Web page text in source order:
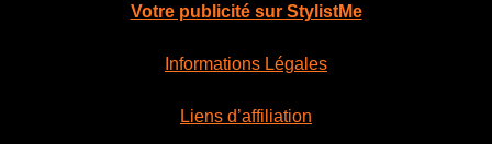
Votre publicité sur StylistMe
Informations Légales
Liens d’affiliation